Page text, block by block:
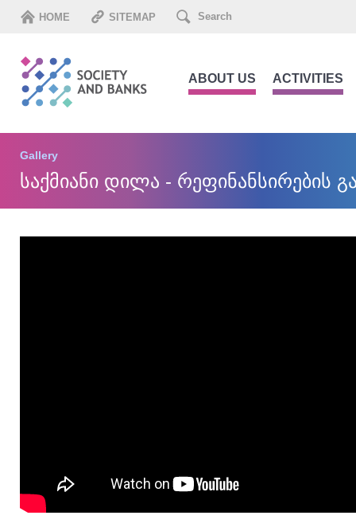
HOME SITEMAP
ABOUT US ACTIVITIES
Gallery
საქმიანი დილა - რეფინანსირების